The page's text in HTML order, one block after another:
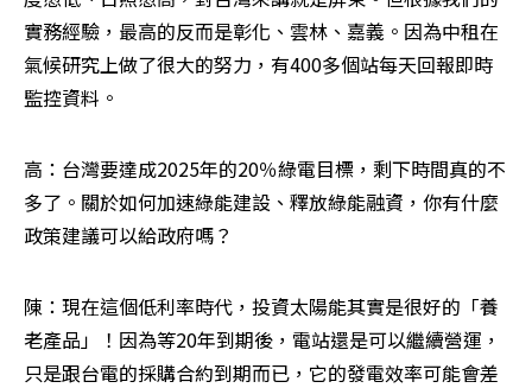
實務經驗，最高的反而是彰化、雲林、嘉義。因為中租在
氣候研究上做了很大的努力，有400多個站每天回報即時
監控資料。
高：台灣要達成2025年的20％綠電目標，剩下時間真的不
多了。關於如何加速綠能建設、釋放綠能融資，你有什麼
政策建議可以給政府嗎？
陳：現在這個低利率時代，投資太陽能其實是很好的「養
老產品」！因為等20年到期後，電站還是可以繼續營運，
只是跟台電的採購合約到期而已，它的發電效率可能會差